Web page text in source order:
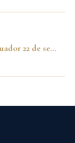
Con Emilio Azcarraga. Quito-Ecuador 22 de septiembre 2005